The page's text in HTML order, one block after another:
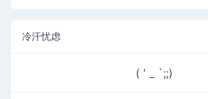
冷汗忧虑
( ′ _ `;;)